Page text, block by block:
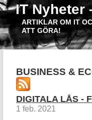
IT Nyheter
ARTIKLAR OM IT
ATT GÖRA!
BUSINESS &
DIGITALA LÅS -
1 feb. 2021